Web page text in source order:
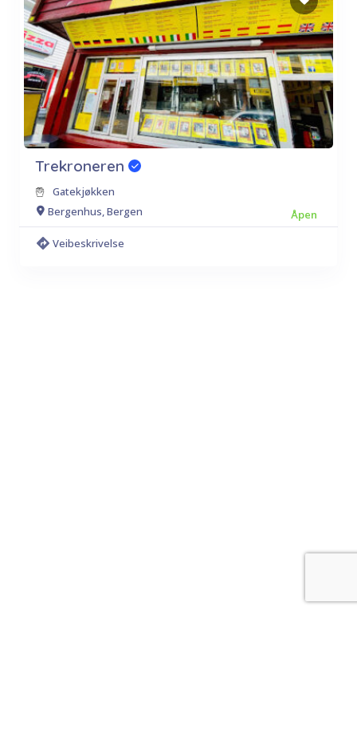
Trekroneren
Gatekjøkken
Bergenhus, Bergen
Åpen
Veibeskrivelse